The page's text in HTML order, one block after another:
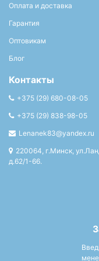
Оплата и доставка
Гарантия
Оптовикам
Блог
Контакты
+375 (29) 680-08-05
+375 (29) 838-98-05
Lenanek83@yandex.ru
220064, г.Минск,
д.62/1-66.